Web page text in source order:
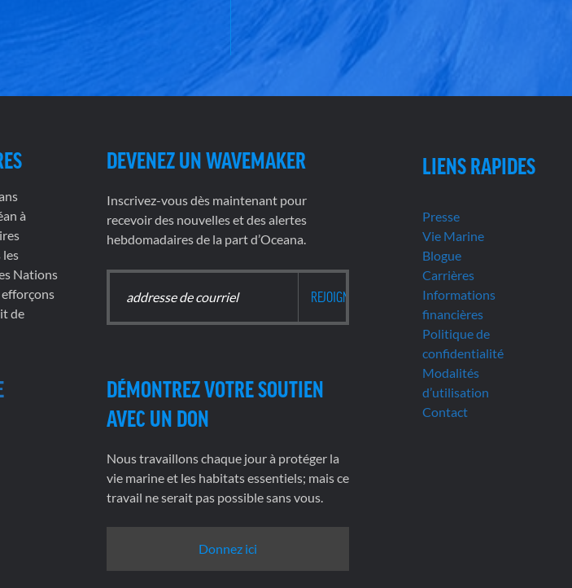
à
Nations
de
DEVENEZ UN WAVEMAKER
Inscrivez-vous dès maintenant pour
recevoir des nouvelles et des alertes
hebdomadaires de la part d’Oceana.
DÉMONTREZ VOTRE SOUTIEN
AVEC UN DON
Nous travaillons chaque jour à protéger la
vie marine et les habitats essentiels; mais ce
travail ne serait pas possible sans vous.
Donnez ici
LIENS RAPIDES
Presse
Vie Marine
Blogue
Carrières
Informations
financières
Politique de
confidentialité
Modalités
d’utilisation
Contact